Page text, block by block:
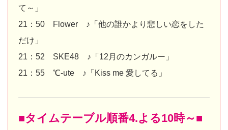
て～」
21：50 Flower ♪「他の誰かより悲しい恋をした
だけ」
21：52 SKE48 ♪「12月のカンガルー」
21：55 ℃-ute ♪「Kiss me 愛してる」
■タイムテーブル順番4.よる10時～■